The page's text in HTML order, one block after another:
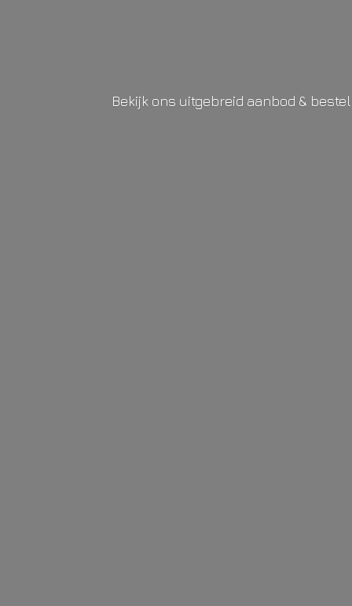
Bekijk ons uitgebreid aanbod & bestel